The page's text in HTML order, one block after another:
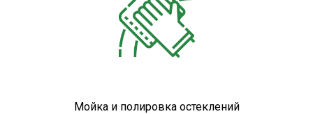
Мойка и полировка остеклений